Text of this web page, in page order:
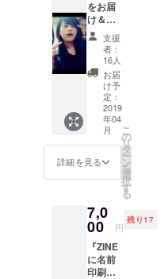
歌以外の私
の活動を
知っていた
だける機
会、コンテ
ンツを増や
したい、ま
た私の作品
に触れてな
にかを感じ
てもらいた
持ちが高ま
り、この度
このプロ
ジェクトを
をお届
け＆あ
なたの
名前印
刷し
ちゃい
ますよ
プラ
ン』 ・
今回作
成する
ZINE（
CD付
き）の
中に、
のお名
前
（ニッ
クネー
ムでも
可）を
支援
者：
16人
お届
け予
定：
2019
年04
月
詳細を見る
こ
の
リ
タ
ー
ン
を
選
択
す
る
7,0
00 円
残り17
『ZINE
に名前
印刷＆